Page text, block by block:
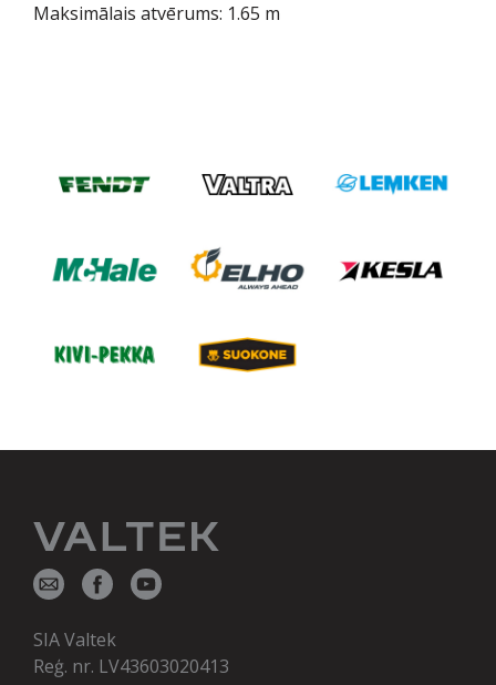
Maksimālais atvērums: 1.65 m
SIA Valtek
Reģ. nr. LV43603020413